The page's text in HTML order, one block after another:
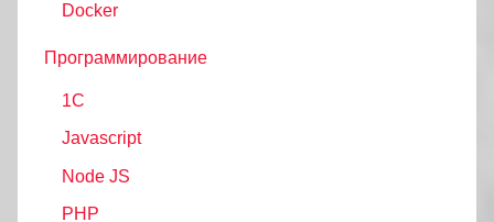
Docker
Программирование
1C
Javascript
Node JS
PHP